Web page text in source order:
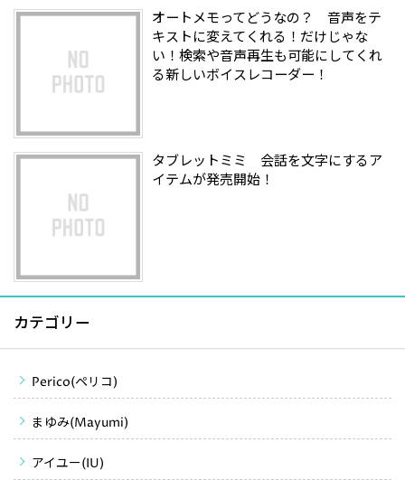
オートメモってどうなの？ 音声をテ
キストに変えてくれる！だけじゃな
い！検索や音声再生も可能にしてくれ
る新しいボイスレコーダー！
タブレットミミ 会話を文字にするア
イテムが発売開始！
カテゴリー
Perico(ペリコ)
まゆみ(Mayumi)
アイユー(IU)